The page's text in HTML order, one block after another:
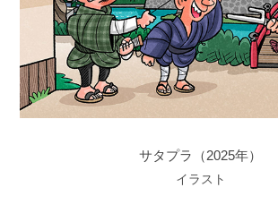
サタプラ（2025年）
イラスト